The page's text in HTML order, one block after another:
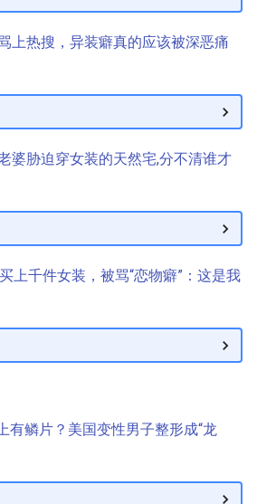
上热搜，异装癖真的应该被深恶痛
婆胁迫穿女装的天然宅,分不清谁才
上千件女装，被骂“恋物癖”：这是我
有鳞片？美国变性男子整形成“龙